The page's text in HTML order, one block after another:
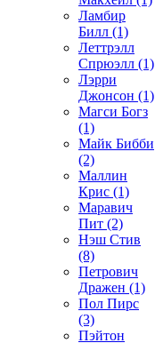
Ламбир
Билл (1)
Леттрэлл
Спрюэлл (1)
Лэрри
Джонсон (1)
Магси Богз
(1)
Майк Бибби
(2)
Маллин
Крис (1)
Маравич
Пит (2)
Нэш Стив
(8)
Петрович
Дражен (1)
Пол Пирс
(3)
Пэйтон